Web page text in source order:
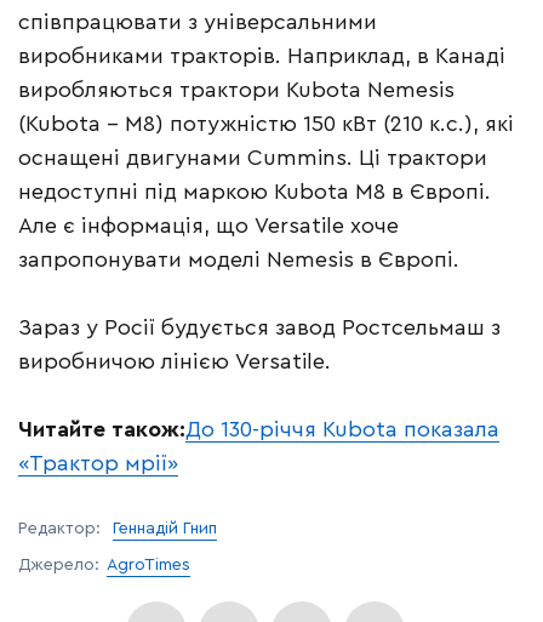
співпрацювати з універсальними
виробниками тракторів. Наприклад, в Канаді
виробляються трактори Kubota Nemesis
(Kubota – M8) потужністю 150 кВт (210 к.с.), які
оснащені двигунами Cummins. Ці трактори
недоступні під маркою Kubota M8 в Європі.
Але є інформація, що Versatile хоче
запропонувати моделі Nemesis в Європі.
Зараз у Росії будується завод Ростсельмаш з
виробничою лінією Versatile.
Читайте також:До 130-річчя Kubota показала
«Трактор мрії»
Редактор: Геннадій Гнип
Джерело: AgroTimes